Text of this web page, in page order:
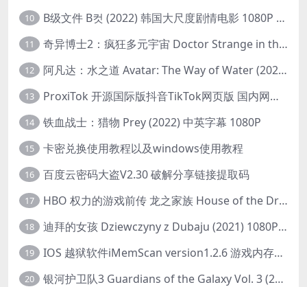
10 B级文件 B컷 (2022) 韩国大尺度剧情电影 1080P 中字
11 奇异博士2：疯狂多元宇宙 Doctor Strange in the Multiverse of Madness (2022) 高清版1080p
12 阿凡达：水之道 Avatar: The Way of Water (2022) 1080p 2k 4k 中文字幕
13 ProxiTok 开源国际版抖音TikTok网页版 国内网络直连
14 铁血战士：猎物 Prey (2022) 中英字幕 1080P
15 卡密兑换使用教程以及windows使用教程
16 百度云密码大盗V2.30 破解分享链接提取码
17 HBO 权力的游戏前传 龙之家族 House of the Dragon (2022) 中字 1080P 更新4集
18 迪拜的女孩 Dziewczyny z Dubaju (2021) 1080P 中字
19 IOS 越狱软件iMemScan version1.2.6 游戏内存修改器
20 银河护卫队3 Guardians of the Galaxy Vol. 3 (2023)4K高清资源1080p只分享精品